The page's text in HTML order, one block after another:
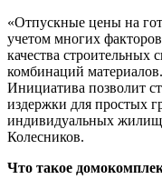
«Отпускные цены на
учетом многих
качества строительных
комбинаций
Инициатива позволит
издержки для простых
индивидуальных
Колесников.
Что такое